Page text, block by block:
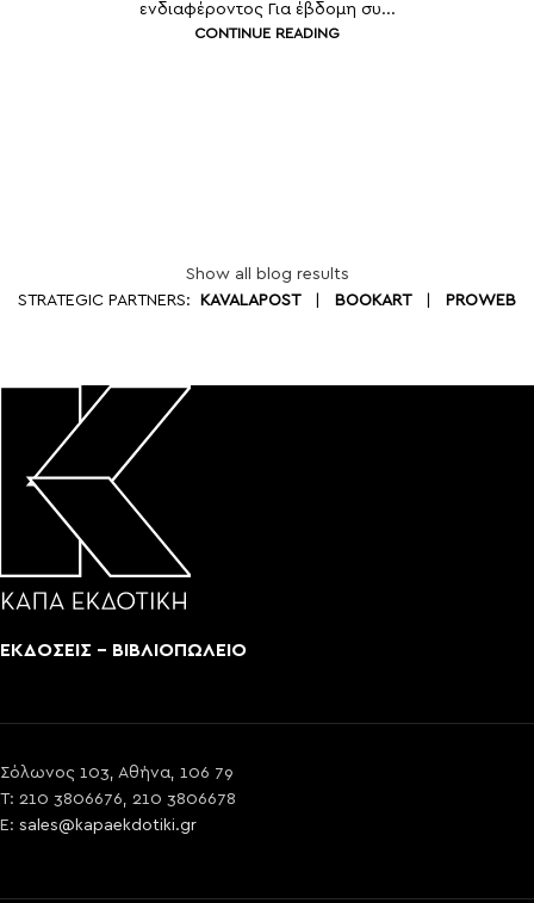
ενδιαφέροντος Για έβδομη συ...
CONTINUE READING
Show all blog results
STRATEGIC PARTNERS:
KAVALAPOST| BOOKART| PROWEB
ΕΚΔΟΣΕΙΣ - ΒΙΒΛΙΟΠΩΛΕΙΟ
Σόλωνος 103, Αθήνα, 106 79
T: 210 3806676, 210 3806678
E: sales@kapaekdotiki.gr